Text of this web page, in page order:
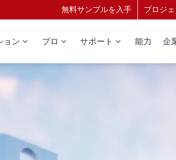
無料サンプルを入手 プロジ
ョン プロ サポート 能力 企